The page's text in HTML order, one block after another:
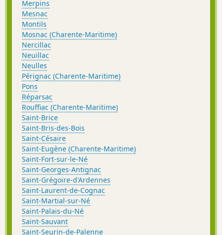
Merpins
Mesnac
Montils
Mosnac (Charente-Maritime)
Nercillac
Neuillac
Neulles
Pérignac (Charente-Maritime)
Pons
Réparsac
Rouffiac (Charente-Maritime)
Saint-Brice
Saint-Bris-des-Bois
Saint-Césaire
Saint-Eugène (Charente-Maritime)
Saint-Fort-sur-le-Né
Saint-Georges-Antignac
Saint-Grégoire-d'Ardennes
Saint-Laurent-de-Cognac
Saint-Martial-sur-Né
Saint-Palais-du-Né
Saint-Sauvant
Saint-Seurin-de-Palenne